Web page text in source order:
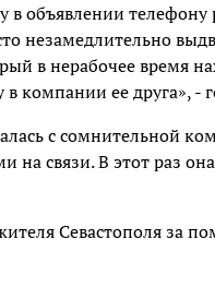
объявлении телефону
незамедлительно
в нерабочее время
компании ее друга», -
с сомнительной
на связи. В этот раз
Севастополя за